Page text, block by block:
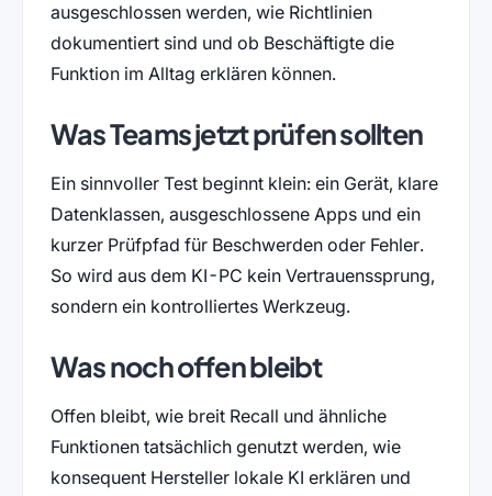
ausgeschlossen werden, wie Richtlinien
dokumentiert sind und ob Beschäftigte die
Funktion im Alltag erklären können.
Was Teams jetzt prüfen sollten
Ein sinnvoller Test beginnt klein: ein Gerät, klare
Datenklassen, ausgeschlossene Apps und ein
kurzer Prüfpfad für Beschwerden oder Fehler.
So wird aus dem KI-PC kein Vertrauenssprung,
sondern ein kontrolliertes Werkzeug.
Was noch offen bleibt
Offen bleibt, wie breit Recall und ähnliche
Funktionen tatsächlich genutzt werden, wie
konsequent Hersteller lokale KI erklären und